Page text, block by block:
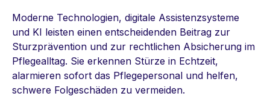
Moderne Technologien, digitale Assistenzsysteme
und KI leisten einen entscheidenden Beitrag zur
Sturzprävention und zur rechtlichen Absicherung im
Pflegealltag. Sie erkennen Stürze in Echtzeit,
alarmieren sofort das Pflegepersonal und helfen,
schwere Folgeschäden zu vermeiden.